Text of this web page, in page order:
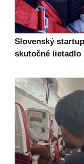
Slovenský
skutočné lietadlo